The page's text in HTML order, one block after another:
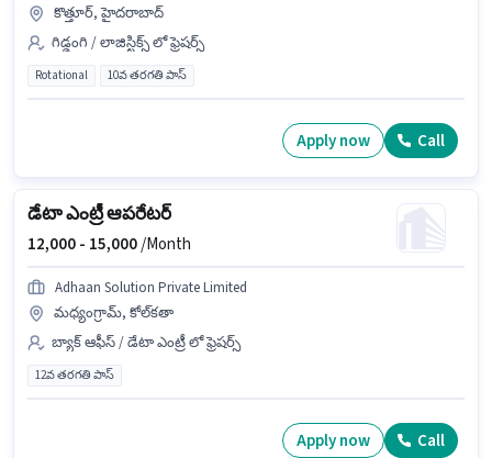
కొత్తూర్, హైదరాబాద్
గిడ్డంగి / లాజిస్టిక్స్ లో ఫ్రెషర్స్
Rotational 10వ తరగతి పాస్
Apply now Call
డేటా ఎంట్రీ ఆపరేటర్
12,000 - 15,000/Month
Adhaan Solution Private Limited
మధ్యంగ్రామ్, కోల్‌కతా
బ్యాక్ ఆఫీస్ / డేటా ఎంట్రీ లో ఫ్రెషర్స్
12వ తరగతి పాస్
Apply now Call